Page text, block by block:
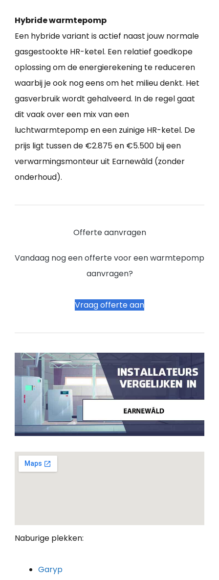
Hybride warmtepomp
Een hybride variant is actief naast jouw normale
gasgestookte HR-ketel. Een relatief goedkope
oplossing om de energierekening te reduceren
waarbij je ook nog eens om het milieu denkt. Het
gasverbruik wordt gehalveerd. In de regel gaat
dit vaak over een mix van een
luchtwarmtepomp en een zuinige HR-ketel. De
prijs ligt tussen de €2.875 en €5.500 bij een
verwarmingsmonteur uit Earnewâld (zonder
onderhoud).
Offerte aanvragen
Vandaag nog een offerte voor een warmtepomp
aanvragen?
Vraag offerte aan
Naburige plekken:
Garyp